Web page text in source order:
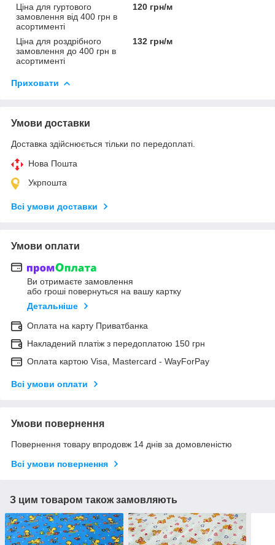
Ціна для гуртового
замовлення від 400 грн в
асортименті
120 грн/м
Ціна для роздрібного
замовлення до 400 грн в
асортименті
132 грн/м
Приховати
Умови доставки
Доставка здійснюється тільки по передоплаті.
Нова Пошта
Укрпошта
Всі умови доставки
Умови оплати
Ви отримаєте замовлення
або гроші повернуться на вашу картку
Детальніше
Оплата на карту Приватбанка
Накладений платіж з передоплатою 150 грн
Оплата картою Visa, Mastercard - WayForPay
Всі умови оплати
Умови повернення
Повернення товару впродовж 14 днів за домовленістю
Всі умови повернення
З цим товаром також замовляють